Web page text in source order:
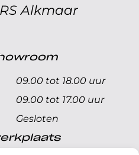
Alkmaar
09.00 tot 18.00 uur
09.00 tot 17.00 uur
Gesloten